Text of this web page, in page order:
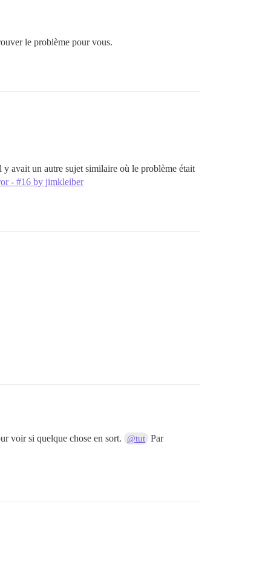
le problème pour vous.
y avait un autre sujet similaire où le problème était
- #16 by jimkleiber
voir si quelque chose en sort. @tut Par